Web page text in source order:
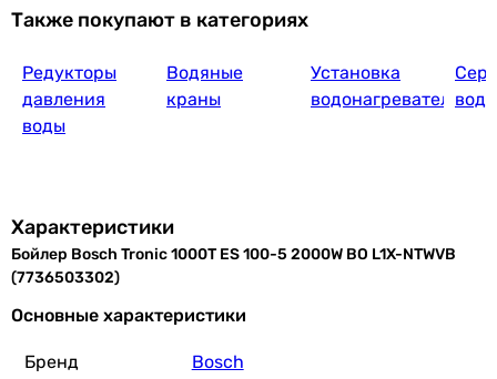
5 999грн
Также покупают в категориях
Редукторы
давления
воды
Водяные
краны
Установка
водонагревателей
Характеристики
Бойлер Bosch Tronic 1000T ES 100-5 2000W BO L1X-NTWVB
(7736503302)
Основные характеристики
Бренд Bosch